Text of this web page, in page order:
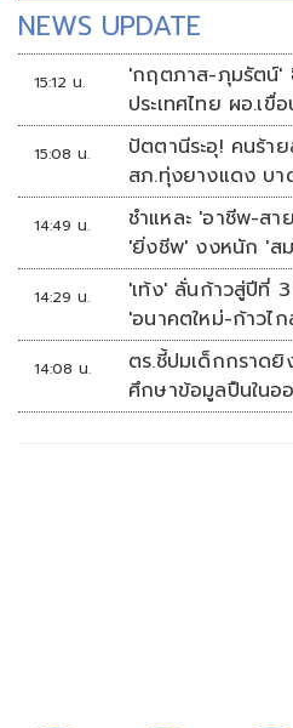
เช้า ทำเอาบริเวณ ช่อง 3 อาคาร
เมตร
NEWS UPDATE
15:12 น.
'กฤตภาส-ภุมรัตน์'
ประเทศไทย ผอ.เ
ต่อ ปี 2570
15:08 น.
ปัตตานีระอุ! คนร้า
สภ.ทุ่งยางแดง บา
เหตุ
14:49 น.
ชำแหละ 'อาชีพ-ส
'ยิ่งชีพ' งงหนัก 'สม
14:29 น.
'เท้ง' ลั่นก้าวสู่ปีที่
'อนาคตใหม่-ก้าวไ
หลักนิติรัฐ-นิติธรร
14:08 น.
ตร.ชี้ปมเด็กกราด
ศึกษาข้อมูลปืนในอ